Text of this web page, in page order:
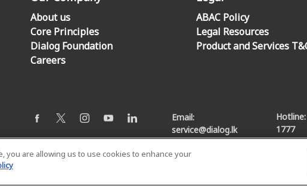
About us
Core Principles
Dialog Foundation
Careers
ABAC Policy
Legal Resources
Product and Services
Email:
service@dialog.lk
Hotline:
1777
© Dialog Axiata PLC. All Rights Reserved
you are allowing us to use cookies to enhance your